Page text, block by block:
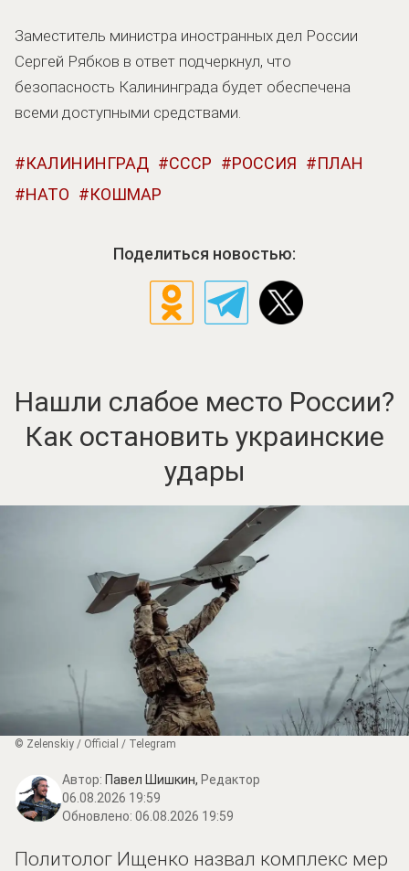
Заместитель министра иностранных дел России
Сергей Рябков в ответ подчеркнул, что
безопасность Калининграда будет обеспечена
всеми доступными средствами.
КАЛИНИНГРАД СССР РОССИЯ
ПЛАН
НАТО
КОШМАР
Поделиться новостью:
Нашли слабое место России?
Как остановить украинские
удары
© Zеlеnskiу / Оfficiаl / Telegram
Автор: Павел Шишкин, Редактор
06.08.2026 19:59
Обновлено: 06.08.2026 19:59
Политолог Ищенко назвал комплекс мер